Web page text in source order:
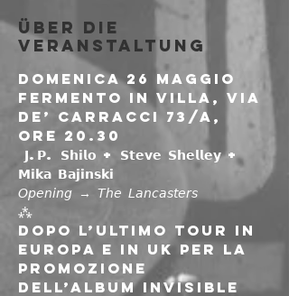
Über die
Veranstaltung
Domenica 26 maggio
Fermento in Villa, via
de’ Carracci 73/a,
ore 20.30
𝗠𝗶𝗸𝗮 𝗕𝗮𝗷𝗶𝗻𝘀𝗸𝗶
𝘖𝘱𝘦𝘯𝘪𝘯𝘨 → 𝘛𝘩𝘦 𝘓𝘢𝘯𝘤𝘢𝘴𝘵𝘦𝘳𝘴
⁂
Dopo l’ultimo tour in
Europa e in UK per la
promozione
dell’album Invisible